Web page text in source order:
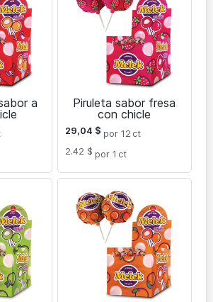
a
Piruleta sabor fresa
con chicle
29,04 $ por 12 ct
2.42 $ por 1 ct